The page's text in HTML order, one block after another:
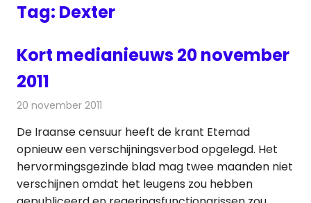
Tag: Dexter
Kort medianieuws 20 november
2011
20 november 2011
De Iraanse censuur heeft de krant Etemad
opnieuw een verschijningsverbod opgelegd. Het
hervormingsgezinde blad mag twee maanden niet
verschijnen omdat het leugens zou hebben